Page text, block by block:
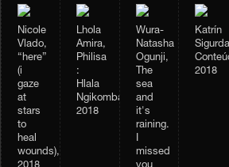
Nicole
Vlado,
“here”
(i
gaze
at
stars
to
heal
wounds),
Lhola
Amira,
Philisa
:
Hlala
Ngikombamthise,
2018
Wura-
Natasha
Ogunji,
The
sea
and
it's
raining.
I
missed
Katrín
2018